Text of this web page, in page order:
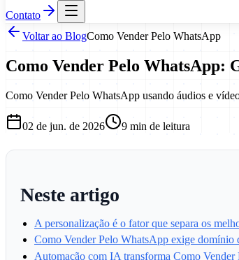
Contato
Voltar ao BlogComo Vender Pelo WhatsApp
Como Vender Pelo WhatsApp:
Como Vender Pelo WhatsApp usando áudios e
02 de jun. de 2026 9 min de leitura
Neste artigo
A personalização é o fator que separa os
Como Vender Pelo WhatsApp exige domínio
Automação com IA transforma Como Vender